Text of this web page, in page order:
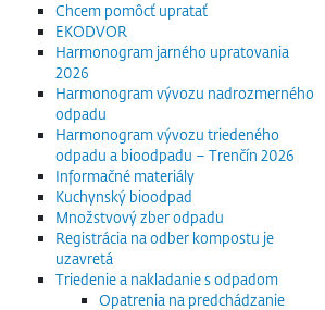
Chcem pomôcť upratať
EKODVOR
Harmonogram jarného upratovania
2026
Harmonogram vývozu nadrozmerného
odpadu
Harmonogram vývozu triedeného
odpadu a bioodpadu – Trenčín 2026
Informačné materiály
Kuchynský bioodpad
Množstvový zber odpadu
Registrácia na odber kompostu je
uzavretá
Triedenie a nakladanie s odpadom
Opatrenia na predchádzanie